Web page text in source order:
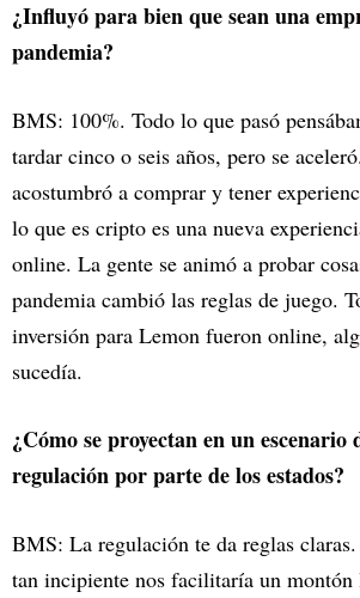
¿Influyó para bien que sean una
pandemia?
BMS: 100%. Todo lo que pasó
tardar cinco o seis años, pero se
acostumbró a comprar y tener
lo que es cripto es una nueva
online. La gente se animó a probar
pandemia cambió las reglas de juego.
inversión para Lemon fueron online,
sucedía.
¿Cómo se proyectan en un escenario
regulación por parte de los estados?
BMS: La regulación te da reglas
tan incipiente nos facilitaría un montón